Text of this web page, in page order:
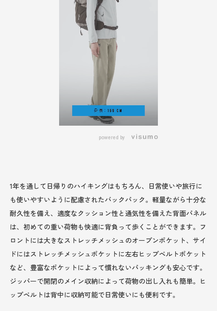
powered by
1年を通して日帰りのハイキングはもちろん、日常使いや旅行に
も使いやすいように配慮されたバックパック。軽量ながら十分な
耐久性を備え、適度なクッション性と通気性を備えた背面パネル
は、初めての重い荷物も快適に背負って歩くことができます。フ
ロントには大きなストレッチメッシュのオープンポケット、サイ
ドにはストレッチメッシュポケットに左右ヒップベルトポケット
など、豊富なポケットによって慣れないパッキングも安心です。
ジッパーで開閉のメイン収納によって荷物の出し入れも簡単。ヒ
ップベルトは背中に収納可能で日常使いにも便利です。